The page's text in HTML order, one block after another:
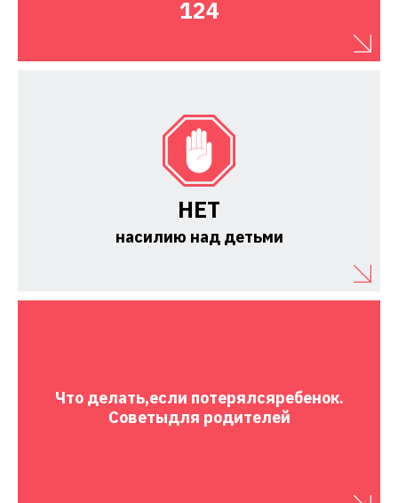
124
НЕТ
насилию над детьми
Что делать,если потерялсяребенок.
Советыдля родителей